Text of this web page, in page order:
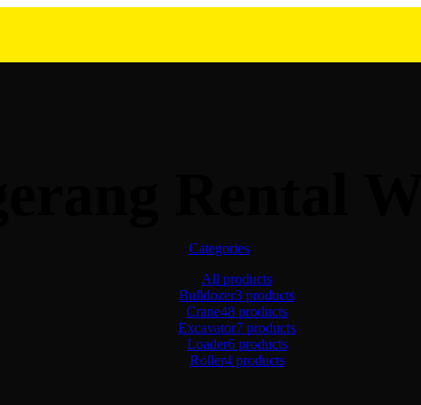
Categories
All products
Bulldozer3 products
Crane48 products
Excavator7 products
Loader6 products
Roller4 products